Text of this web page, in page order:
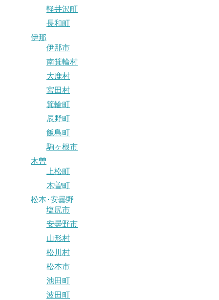
軽井沢町
長和町
伊那
伊那市
南箕輪村
大鹿村
宮田村
箕輪町
辰野町
飯島町
駒ヶ根市
木曽
上松町
木曽町
松本･安曇野
塩尻市
安曇野市
山形村
松川村
松本市
池田町
波田町